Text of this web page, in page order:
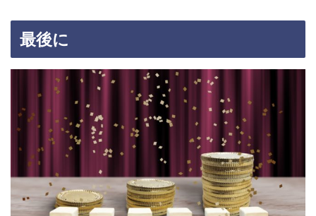
最後に